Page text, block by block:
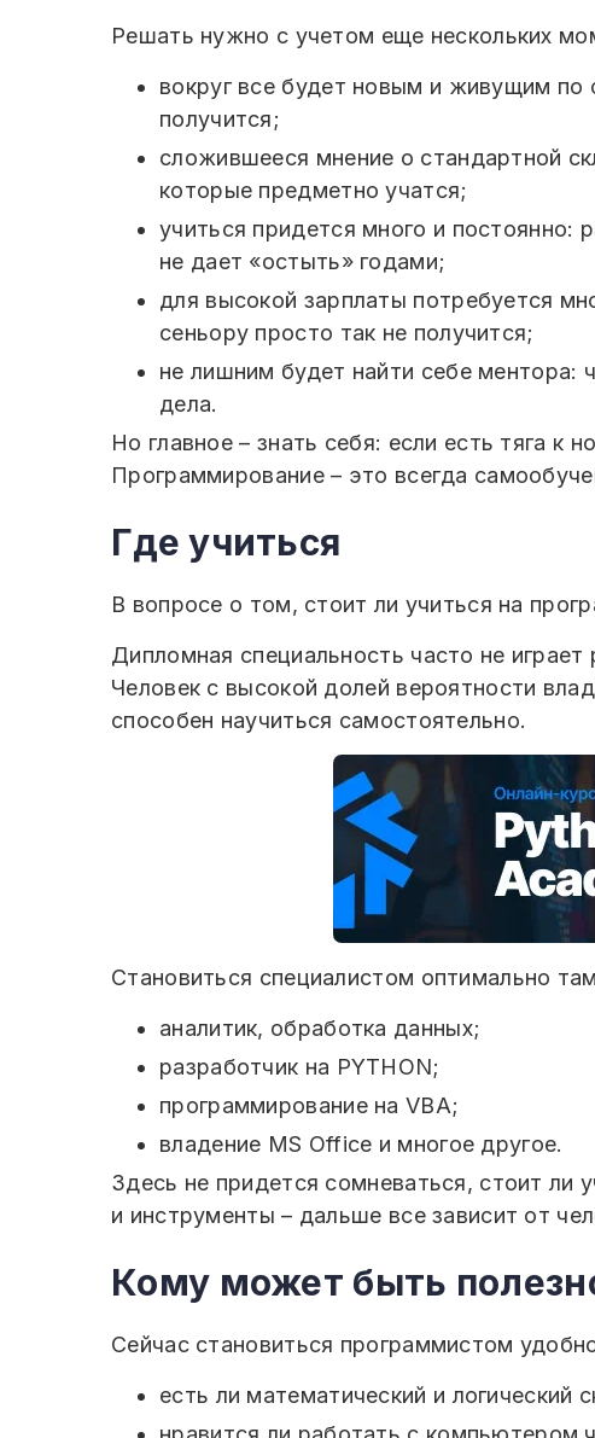
Решать нужно с учетом еще нескольких
вокруг все будет новым и живущим по
получится;
сложившееся мнение о стандартной
которые предметно учатся;
учиться придется много и
не дает «остыть» годами;
для высокой зарплаты потребуется
сеньору просто так не получится;
не лишним будет найти себе ментора:
дела.
Но главное – знать себя: если есть тяга к
Программирование – это всегда
Где учиться
В вопросе о том, стоит ли учиться на
Дипломная специальность часто не
Человек с высокой долей вероятности
способен научиться самостоятельно.
Становиться специалистом оптимально
аналитик, обработка данных;
разработчик на PYTHON;
программирование на VBA;
владение MS Office и многое другое.
Здесь не придется сомневаться, стоит ли
и инструменты – дальше все зависит от
Кому может быть
Сейчас становиться программистом
есть ли математический и